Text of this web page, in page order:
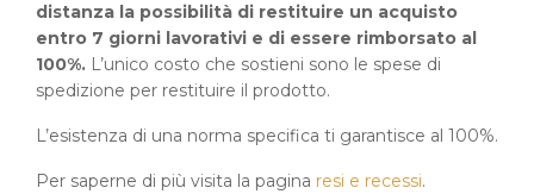
distanza la possibilità di restituire un acquisto
entro 7 giorni lavorativi e di essere rimborsato al
100%. L’unico costo che sostieni sono le spese di
spedizione per restituire il prodotto.
L’esistenza di una norma specifica ti garantisce al 100%.
Per saperne di più visita la pagina resi e recessi.